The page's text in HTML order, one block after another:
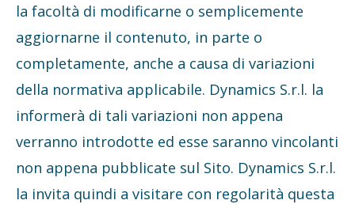
la facoltà di modificarne o semplicemente
aggiornarne il contenuto, in parte o
completamente, anche a causa di variazioni
della normativa applicabile. Dynamics S.r.l. la
informerà di tali variazioni non appena
verranno introdotte ed esse saranno vincolanti
non appena pubblicate sul Sito. Dynamics S.r.l.
la invita quindi a visitare con regolarità questa